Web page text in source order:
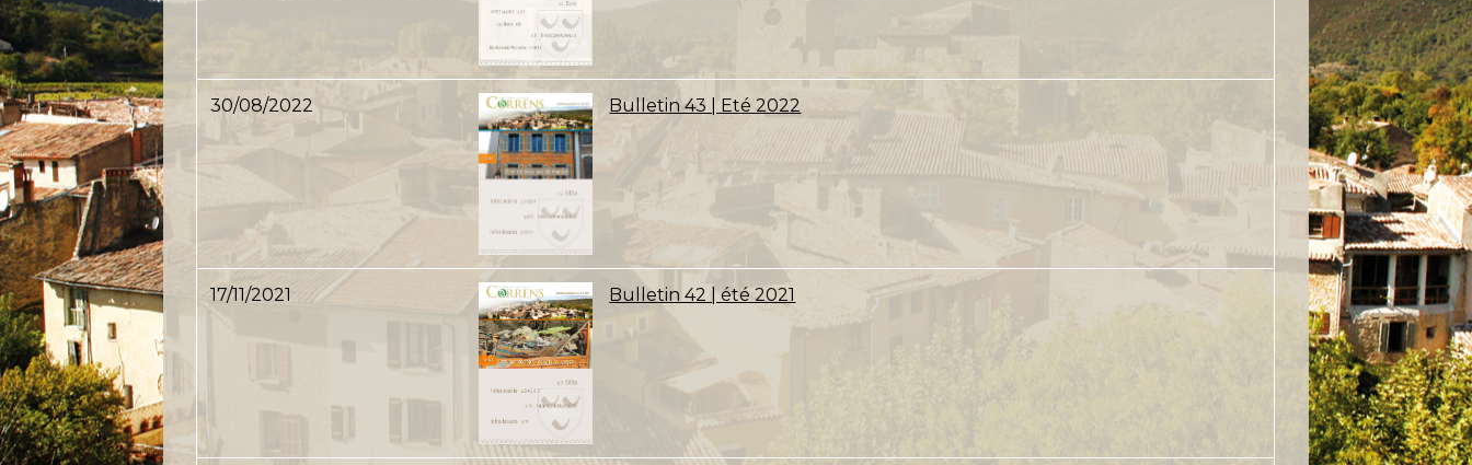
30/08/2022 Bulletin 43 | Eté 2022
17/11/2021 Bulletin 42 | été 2021